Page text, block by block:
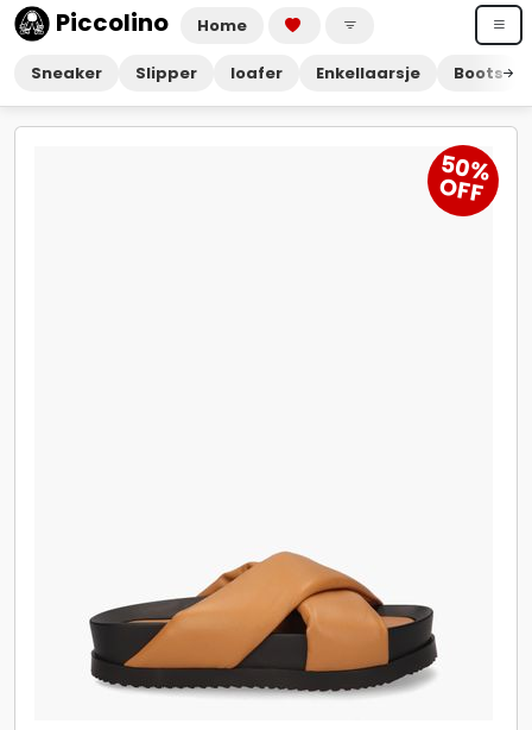
Piccolino Home
Sneaker Slipper loafer Enkellaarsje Boots
5
0
%
O
FF